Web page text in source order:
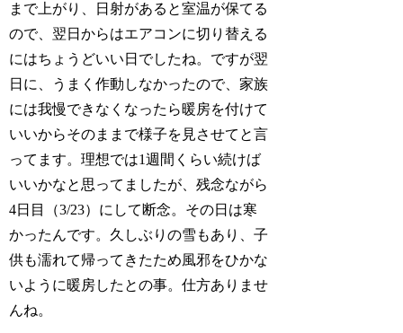
まで上がり、日射があると室温が保てる
ので、翌日からはエアコンに切り替える
にはちょうどいい日でしたね。ですが翌
日に、うまく作動しなかったので、家族
には我慢できなくなったら暖房を付けて
いいからそのままで様子を見させてと言
ってます。理想では1週間くらい続けば
いいかなと思ってましたが、残念ながら
4日目（3/23）にして断念。その日は寒
かったんです。久しぶりの雪もあり、子
供も濡れて帰ってきたため風邪をひかな
いように暖房したとの事。仕方ありませ
んね。